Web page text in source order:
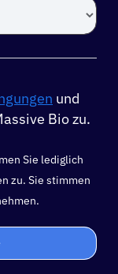
und
Bio zu.
Sie lediglich
zu. Sie stimmen